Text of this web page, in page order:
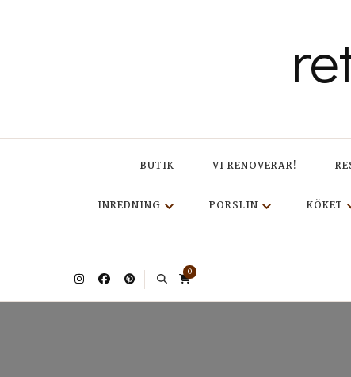
BUTIK VI RENOVERAR!
INREDNING PORSLIN KÖKET
0